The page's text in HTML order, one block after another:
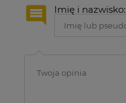
Imię i nazwisko: